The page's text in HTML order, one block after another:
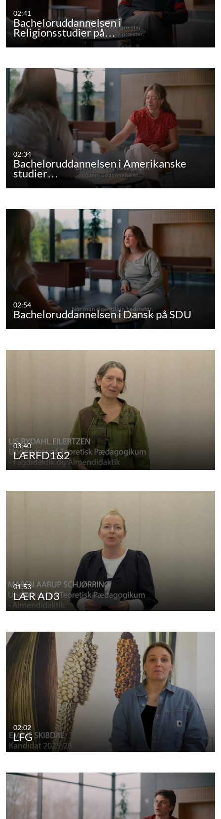
02:41
Bacheloruddannelsen i
Religionsstudier på…
02:34
Bacheloruddannelsen i Amerikanske
studier…
02:54
Bacheloruddannelsen i Dansk på SDU
03:40
LÆRFD1&2
01:53
LÆR AD3
02:02
LFG